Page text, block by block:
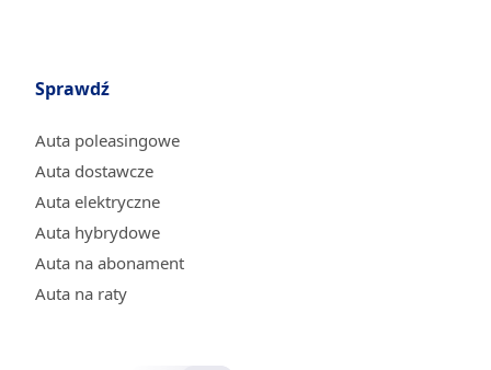
Sprawdź
Auta poleasingowe
Auta dostawcze
Auta elektryczne
Auta hybrydowe
Auta na abonament
Auta na raty